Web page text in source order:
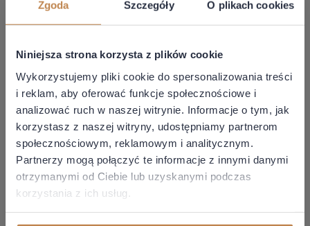
Zgoda Szczegóły O plikach cookies
Niniejsza strona korzysta z plików cookie
Wykorzystujemy pliki cookie do spersonalizowania treści
i reklam, aby oferować funkcje społecznościowe i
analizować ruch w naszej witrynie. Informacje o tym, jak
korzystasz z naszej witryny, udostępniamy partnerom
społecznościowym, reklamowym i analitycznym.
Partnerzy mogą połączyć te informacje z innymi danymi
otrzymanymi od Ciebie lub uzyskanymi podczas
korzystania z ich usług.
Commercial invoice dla celów eksportu nie
dubluje sprzedaży!
15 lipiec 2026
KSEF